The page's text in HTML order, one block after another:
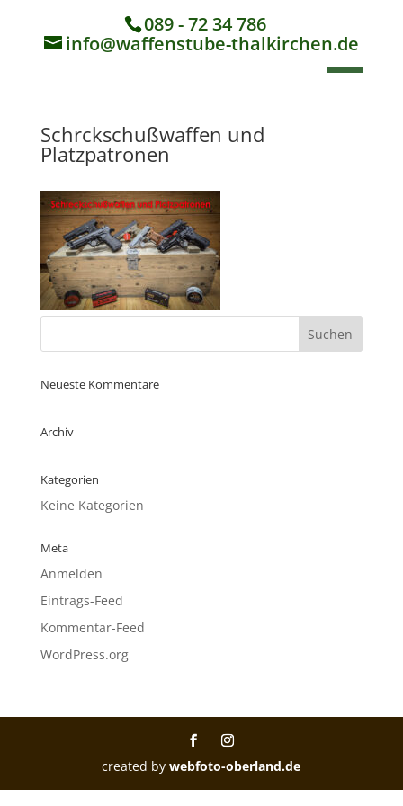
089 - 72 34 786
info@waffenstube-thalkirchen.de
Schrckschußwaffen und
Platzpatronen
Neueste Kommentare
Archiv
Kategorien
Keine Kategorien
Meta
Anmelden
Eintrags-Feed
Kommentar-Feed
WordPress.org
created bywebfoto-oberland.de